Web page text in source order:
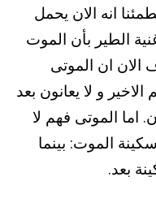
انه الان يحمل
الطير بأن الموت
الان ان الموتى
و لا يعانون بعد
اما الموتى فهم لا
الموت: بينما
بعد.